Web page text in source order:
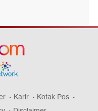
Karir
Kotak Pos